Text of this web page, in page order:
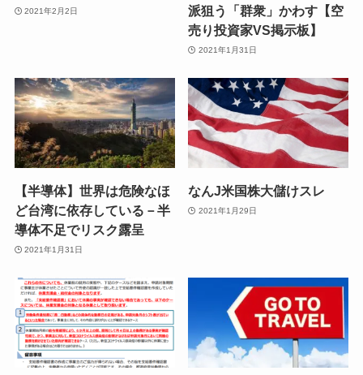
2021年2月2日
派狙う「群衆」かわす【空
売り投資家VS掲示板】
2021年1月31日
【半導体】世界は危険なほ
ど台湾に依存している－半
導体不足でリスク露呈
2021年1月31日
なんJ米国株大儲けスレ
2021年1月29日